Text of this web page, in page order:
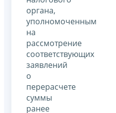
органа,
уполномоченным
на
рассмотрение
соответствующих
заявлений
о
перерасчете
суммы
ранее